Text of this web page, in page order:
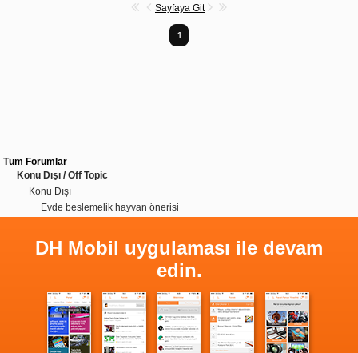
Sayfaya Git
1
Tüm Forumlar
Konu Dışı / Off Topic
Konu Dışı
Evde beslemelik hayvan önerisi
DH Mobil uygulaması ile devam
edin.